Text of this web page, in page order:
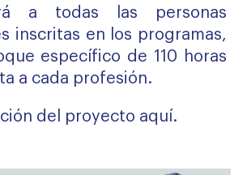
a todas las personas
inscritas en los programas,
específico de 110 horas
a cada profesión.
del proyecto aquí.